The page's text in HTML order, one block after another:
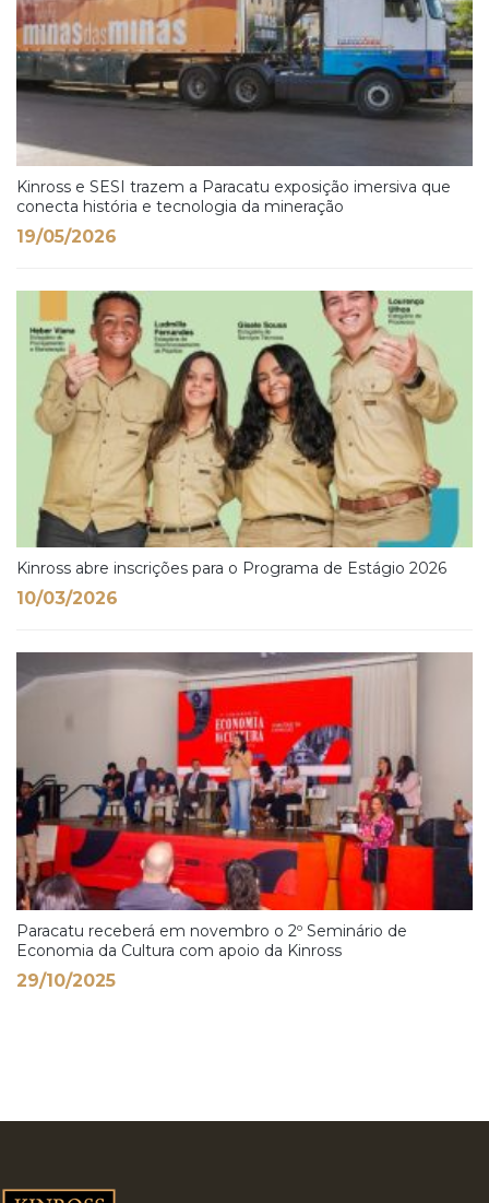
Kinross e SESI trazem a Paracatu exposição imersiva que
conecta história e tecnologia da mineração
19/05/2026
Kinross abre inscrições para o Programa de Estágio 2026
10/03/2026
Paracatu receberá em novembro o 2º Seminário de
Economia da Cultura com apoio da Kinross
29/10/2025